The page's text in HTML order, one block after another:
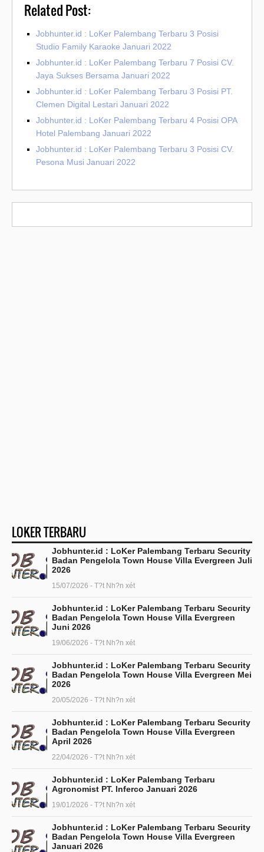
Related Post:
Jobhunter.id : LoKer Palembang Terbaru 3 Posisi
Studio Family Karaoke Januari 2022
Jobhunter.id : LoKer Palembang Terbaru 7 Posisi CV.
Jaya Sukses Bersama Januari 2022
Jobhunter.id : LoKer Palembang Terbaru 3 Posisi PT.
Clemen Digital Lestari Januari 2022
Jobhunter.id : LoKer Palembang Terbaru 4 Posisi OPA
Hotel Palembang Januari 2022
Jobhunter.id : LoKer Palembang Terbaru 3 Posisi CV.
Pesona Musi Januari 2022
LOKER TERBARU
Jobhunter.id : LoKer Palembang Terbaru Security
Badan Pengelola Town House Villa Evergreen Juli
2026
15/07/2026 - T?t Nh?n xét
Jobhunter.id : LoKer Palembang Terbaru Security
Badan Pengelola Town House Villa Evergreen
Juni 2026
19/06/2026 - T?t Nh?n xét
Jobhunter.id : LoKer Palembang Terbaru Security
Badan Pengelola Town House Villa Evergreen Mei
2026
20/05/2026 - T?t Nh?n xét
Jobhunter.id : LoKer Palembang Terbaru Security
Badan Pengelola Town House Villa Evergreen
April 2026
22/04/2026 - T?t Nh?n xét
Jobhunter.id : LoKer Palembang Terbaru
Agronomist PT. Inferco Januari 2026
19/01/2026 - T?t Nh?n xét
Jobhunter.id : LoKer Palembang Terbaru Security
Badan Pengelola Town House Villa Evergreen
Januari 2026